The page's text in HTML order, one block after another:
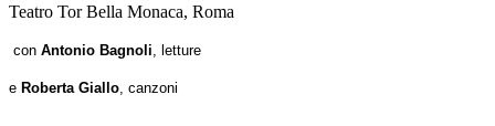
Teatro Tor Bella Monaca, Roma
con Antonio Bagnoli , letture
e Roberta Giallo , canzoni